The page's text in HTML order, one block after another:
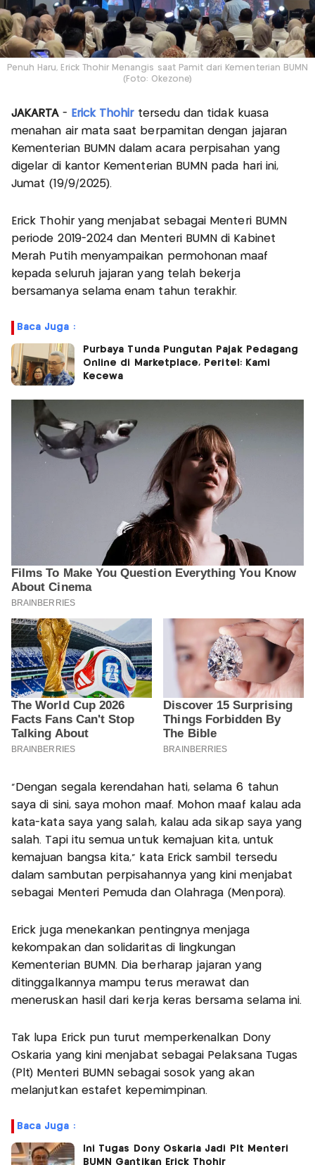
Penuh Haru, Erick Thohir Menangis saat Pamit dari Kementerian BUMN
(Foto: Okezone)
JAKARTA - Erick Thohirtersedu dan tidak kuasa
menahan air mata saat berpamitan dengan jajaran
Kementerian BUMN dalam acara perpisahan yang
digelar di kantor Kementerian BUMN pada hari ini,
Jumat (19/9/2025).
Erick Thohir yang menjabat sebagai Menteri BUMN
periode 2019-2024 dan Menteri BUMN di Kabinet
Merah Putih menyampaikan permohonan maaf
kepada seluruh jajaran yang telah bekerja
bersamanya selama enam tahun terakhir.
Baca Juga :
Purbaya Tunda Pungutan Pajak Pedagang
Online di Marketplace, Peritel: Kami
Kecewa
"Dengan segala kerendahan hati, selama 6 tahun
saya di sini, saya mohon maaf. Mohon maaf kalau ada
kata-kata saya yang salah, kalau ada sikap saya yang
salah. Tapi itu semua untuk kemajuan kita, untuk
kemajuan bangsa kita," kata Erick sambil tersedu
dalam sambutan perpisahannya yang kini menjabat
sebagai Menteri Pemuda dan Olahraga (Menpora).
Erick juga menekankan pentingnya menjaga
kekompakan dan solidaritas di lingkungan
Kementerian BUMN. Dia berharap jajaran yang
ditinggalkannya mampu terus merawat dan
meneruskan hasil dari kerja keras bersama selama ini.
Tak lupa Erick pun turut memperkenalkan Dony
Oskaria yang kini menjabat sebagai Pelaksana Tugas
(Plt) Menteri BUMN sebagai sosok yang akan
melanjutkan estafet kepemimpinan.
Baca Juga :
Ini Tugas Dony Oskaria Jadi Plt Menteri
BUMN Gantikan Erick Thohir